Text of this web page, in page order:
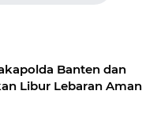
Banten dan
Libur Lebaran Aman